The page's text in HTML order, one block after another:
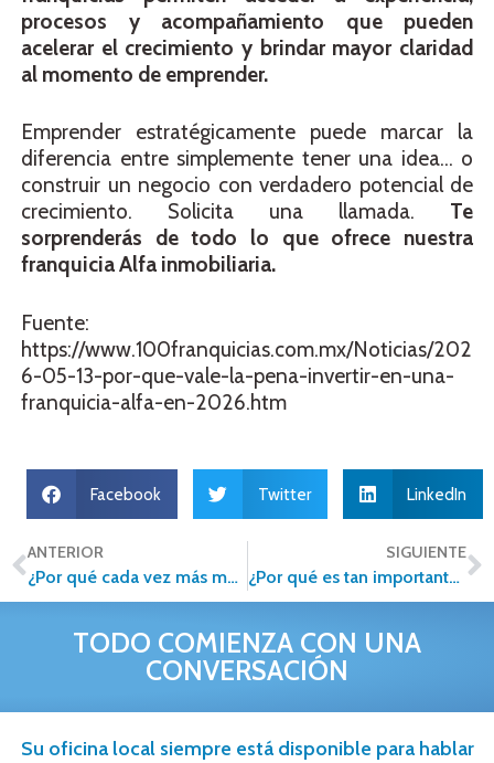
procesos y acompañamiento que pueden
acelerar el crecimiento y brindar mayor claridad
al momento de emprender.
Emprender estratégicamente puede marcar la
diferencia entre simplemente tener una idea… o
construir un negocio con verdadero potencial de
crecimiento. Solicita una llamada. Te
sorprenderás de todo lo que ofrece nuestra
franquicia Alfa inmobiliaria.
Fuente:
https://www.100franquicias.com.mx/Noticias/202
6-05-13-por-que-vale-la-pena-invertir-en-una-
franquicia-alfa-en-2026.htm
Facebook Twitter LinkedIn
ANTERIOR
¿Por qué cada vez más mexicanos buscan vivienda fuera del centro de las grandes ciudades?
SIGUIENTE
¿Por qué es tan importante valuar correctamente una propiedad antes de venderla?
TODO COMIENZA CON UNA
CONVERSACIÓN
Su oficina local siempre está disponible para hablar